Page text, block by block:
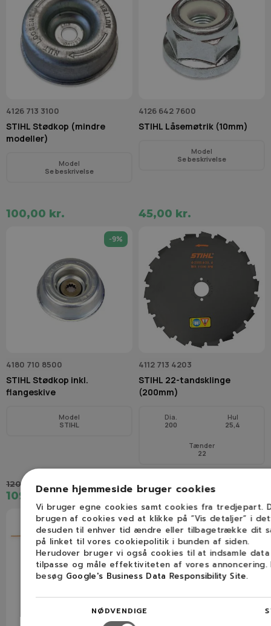
4126 713 3100
STIHL Stødkop (mindre
modeller)
Model
Se beskrivelse
100,00 kr.
4126 642 7600
STIHL Låsemøtrik (10mm)
Model
Se beskrivelse
45,00 kr.
-9%
4180 710 8500
STIHL Stødkop inkl.
flangeskive
Model
STIHL
120,00 kr.
109,00 kr.
4112 713 4203
STIHL 22-tandsklinge
(200mm)
Dia.
200
Hul
25,4
Tænder
22
223,00 kr.
Denne hjemmeside bruger cookies
Vi bruger egne cookies samt cookies fra tredjepart.
brugen af cookies ved at klikke på ”Vis detaljer” i
desuden til enhver tid ændre eller tilbagetrække dit
på linket til vores cookiepolitik i bunden af siden.
Herudover bruger vi også cookies til at indsamle
tilpasse og måle effektiviteten af vores annoncering.
besøg Google's Business Data Responsibility Site.
NØDVENDIGE